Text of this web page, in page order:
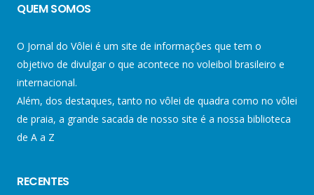
QUEM SOMOS
O Jornal do Vôlei é um site de informações que tem o
objetivo de divulgar o que acontece no voleibol brasileiro e
internacional.
Além, dos destaques, tanto no vôlei de quadra como no vôlei
de praia, a grande sacada de nosso site é a nossa biblioteca
de A a Z
RECENTES